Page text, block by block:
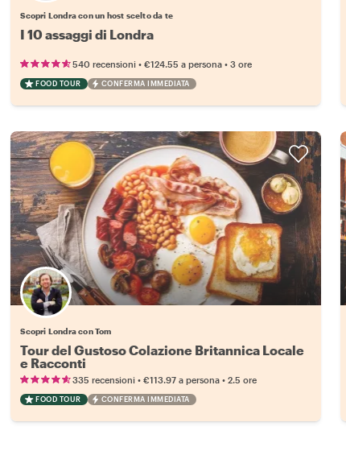
Scopri Londra con un host scelto da te
I 10 assaggi di Londra
540 recensioni •€124.55 a persona •3 ore
FOOD TOUR CONFERMA IMMEDIATA
Scopri Londra con Tom
Tour del Gustoso Colazione Britannica Locale
e Racconti
335 recensioni •€113.97 a persona •2.5 ore
FOOD TOUR CONFERMA IMMEDIATA